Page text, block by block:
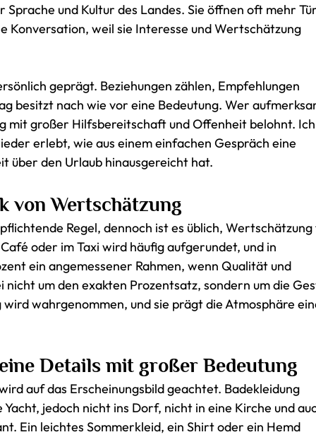
Sprache und Kultur des Landes. Sie öffnen oft mehr
Konversation, weil sie Interesse und Wertschätzung
geprägt. Beziehungen zählen, Empfehlungen
besitzt nach wie vor eine Bedeutung. Wer
mit großer Hilfsbereitschaft und Offenheit belohnt. Ich
erlebt, wie aus einem einfachen Gespräch eine
über den Urlaub hinausgereicht hat.
von Wertschätzung
Regel, dennoch ist es üblich,
oder im Taxi wird häufig aufgerundet, und in
ein angemessener Rahmen, wenn Qualität und
nicht um den exakten Prozentsatz, sondern um die
wahrgenommen, und sie prägt die Atmosphäre
Details mit großer Bedeutung
auf das Erscheinungsbild geachtet. Badekleidung
jedoch nicht ins Dorf, nicht in eine Kirche und
Ein leichtes Sommerkleid, ein Shirt oder ein Hemd